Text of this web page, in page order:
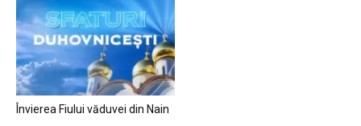
Învierea Fiului văduvei din Nain